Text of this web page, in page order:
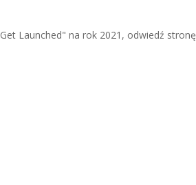
Launched" na rok 2021, odwiedź stronę